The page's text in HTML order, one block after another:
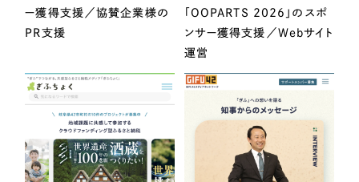
ー獲得支援／協賛企業様の
PR支援
「OOPARTS 2026」のスポ
ンサー獲得支援／Webサイト
運営